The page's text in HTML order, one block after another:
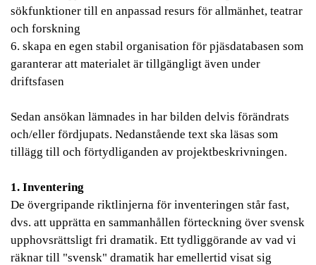
sökfunktioner till en anpassad resurs för allmänhet, teatrar
och forskning
6. skapa en egen stabil organisation för pjäsdatabasen som
garanterar att materialet är tillgängligt även under
driftsfasen
Sedan ansökan lämnades in har bilden delvis förändrats
och/eller fördjupats. Nedanstående text ska läsas som
tillägg till och förtydliganden av projektbeskrivningen.
1. Inventering
De övergripande riktlinjerna för inventeringen står fast,
dvs. att upprätta en sammanhållen förteckning över svensk
upphovsrättsligt fri dramatik. Ett tydliggörande av vad vi
räknar till "svensk" dramatik har emellertid visat sig